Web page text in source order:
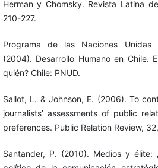
Herman y Chomsky. Revista Latina
210-227.
Programa de las Naciones Unidas
(2004). Desarrollo Humano en Chile.
quién? Chile: PNUD.
Sallot, L. & Johnson, E. (2006). To
journalists’ assessments of public
preferences. Public Relation Review,
Santander, P. (2010). Medios y élite: